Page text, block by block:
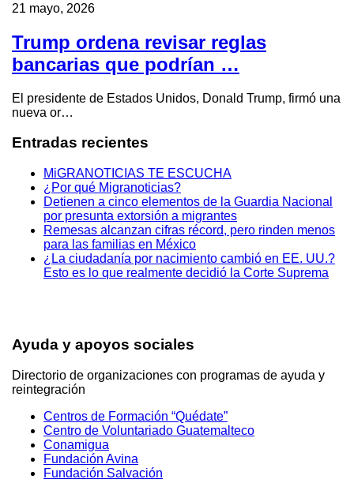
21 mayo, 2026
Trump ordena revisar reglas
bancarias que podrían …
El presidente de Estados Unidos, Donald Trump, firmó una
nueva or…
Entradas recientes
MiGRANOTICIAS TE ESCUCHA
¿Por qué Migranoticias?
Detienen a cinco elementos de la Guardia Nacional
por presunta extorsión a migrantes
Remesas alcanzan cifras récord, pero rinden menos
para las familias en México
¿La ciudadanía por nacimiento cambió en EE. UU.?
Esto es lo que realmente decidió la Corte Suprema
Ayuda y apoyos sociales
Directorio de organizaciones con programas de ayuda y
reintegración
Centros de Formación “Quédate”
Centro de Voluntariado Guatemalteco
Conamigua
Fundación Avina
Fundación Salvación